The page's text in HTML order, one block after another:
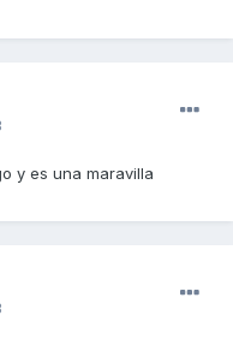
y es una maravilla